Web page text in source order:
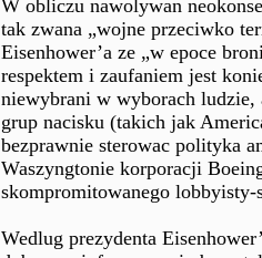
W obliczu nawolywan
tak zwana „wojne przeciwko
Eisenhower’a ze „w epoce
respektem i zaufaniem jest
niewybrani w wyborach ludzie,
grup nacisku (takich jak
bezprawnie sterowac polityka
Waszyngtonie korporacji
skompromitowanego
Wedlug prezydenta